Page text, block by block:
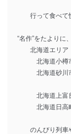
行って食べて
“名作”をたよりに
北海道エリア
北海道小樽市
北海道砂川市
もらえ
北海道上富良
北海道日高町
のんびり列車や